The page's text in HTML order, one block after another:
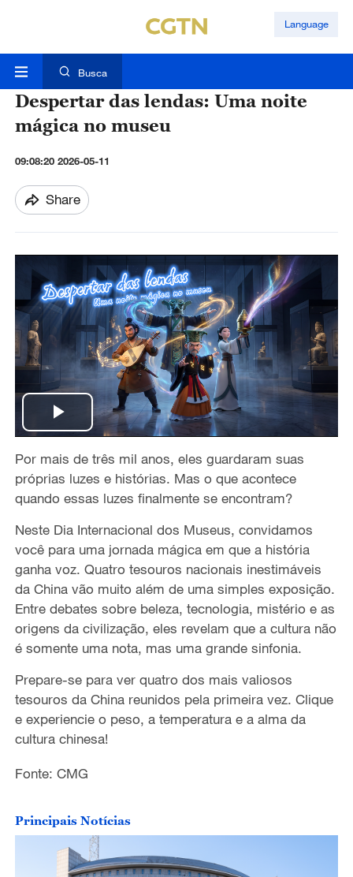
Language
Busca
Despertar das lendas: Uma noite
mágica no museu
09:08:20 2026-05-11
Share
P
l
a
y
V
i
d
e
o
Por mais de três mil anos, eles guardaram suas
próprias luzes e histórias. Mas o que acontece
quando essas luzes finalmente se encontram?
Neste Dia Internacional dos Museus, convidamos
você para uma jornada mágica em que a história
ganha voz. Quatro tesouros nacionais inestimáveis
da China vão muito além de uma simples exposição.
Entre debates sobre beleza, tecnologia, mistério e as
origens da civilização, eles revelam que a cultura não
é somente uma nota, mas uma grande sinfonia.
Prepare-se para ver quatro dos mais valiosos
tesouros da China reunidos pela primeira vez. Clique
e experiencie o peso, a temperatura e a alma da
cultura chinesa!
Fonte: CMG
Principais Notícias